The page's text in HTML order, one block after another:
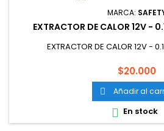
MARCA:
EXTRACTOR DE CALOR 12V -
EXTRACTOR DE CALOR 12V -
Precio
$20.000
 Añadir al
 En stock